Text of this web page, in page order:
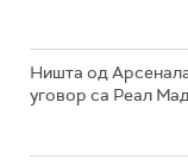
Ништа од
уговор са Реал